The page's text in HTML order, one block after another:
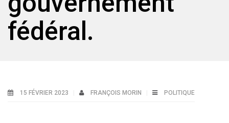
fédéral.
15 FÉVRIER 2023 FRANÇOIS MORIN POLITIQUE